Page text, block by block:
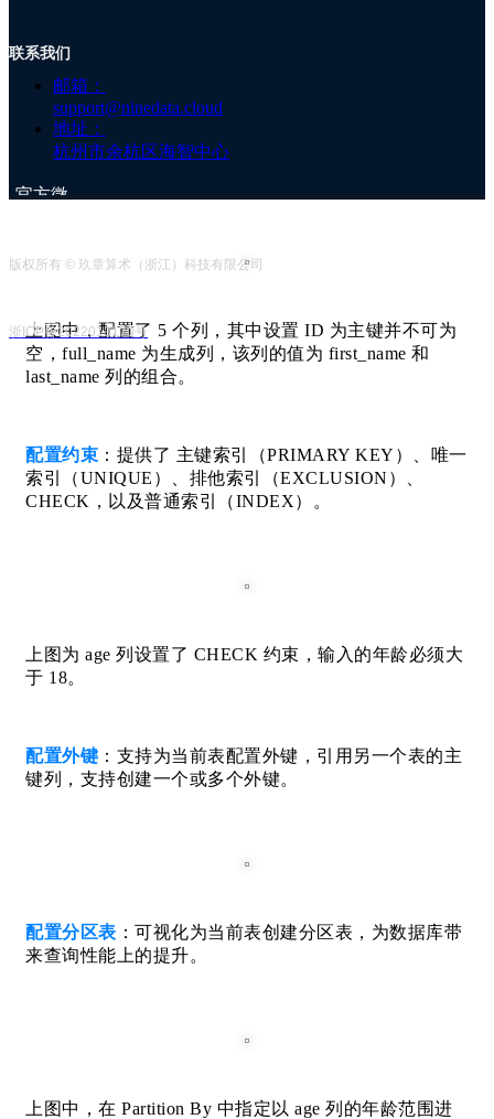
注
册
PostgreSQL 表，几乎覆盖所有建表语句的能力。
配置列：包含列名、数据类型、NOT NULL 属性、默
认值、注释、Primary Key 属性等基础配置，同时还支
上图中，配置了 5 个列，其中设置 ID 为主键并不可为
空，full_name 为生成列，该列的值为 first_name 和
last_name 列的组合。
配置约束 ：提供了 主键索引（PRIMARY KEY）、唯一
索引（UNIQUE）、排他索引（EXCLUSION）、
CHECK，以及普通索引（INDEX）。
上图为 age 列设置了 CHECK 约束，输入的年龄必须大
于 18。
配置外键 ：支持为当前表配置外键，引用另一个表的主
键列，支持创建一个或多个外键。
配置分区表 ：可视化为当前表创建分区表，为数据库带
来查询性能上的提升。
上图中，在 Partition By 中指定以 age 列的年龄范围进
联系我们
邮箱：
support@ninedata.cloud
地址：
杭州市余杭区海智中心
官方微
服号
版权所有 © 玖章算术（浙江）科技有限公司
浙ICP备2022013170号